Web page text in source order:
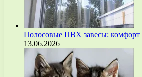
Полосовые ПВХ завесы:
13.06.2026